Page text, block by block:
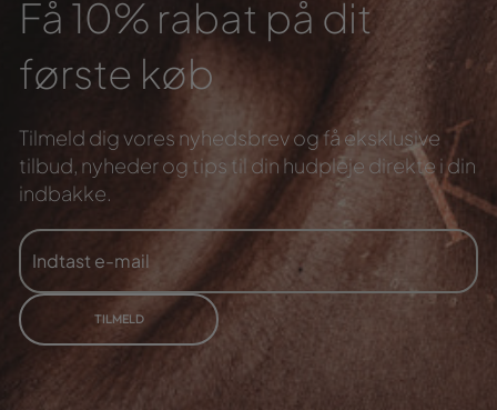
Få 10% rabat på dit
første køb
Tilmeld dig vores nyhedsbrev og få eksklusive
tilbud, nyheder og tips til din hudpleje direkte i din
indbakke.
INDTAST
E-
MAIL
TILMELD
TILMELD